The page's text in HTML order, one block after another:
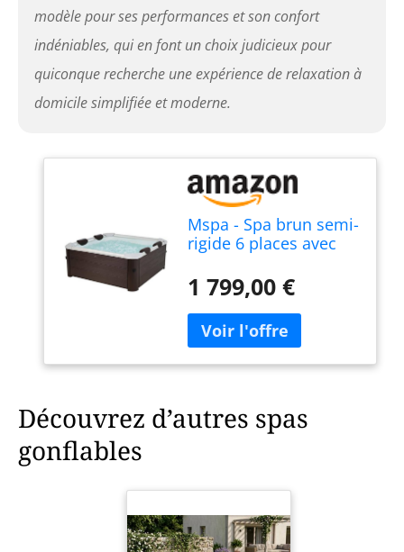
modèle pour ses performances et son confort
indéniables, qui en font un choix judicieux pour
quiconque recherche une expérience de relaxation à
domicile simplifiée et moderne.
Mspa - Spa brun semi-
rigide 6 places avec
L160 x L160 x H65 cm
- MAKEMO de MSPA
1 799,00 €
Découvrez d’autres spas
gonflables